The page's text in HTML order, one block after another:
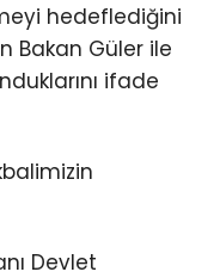
hedeflediğini
Bakan Güler ile
ifade
Devlet